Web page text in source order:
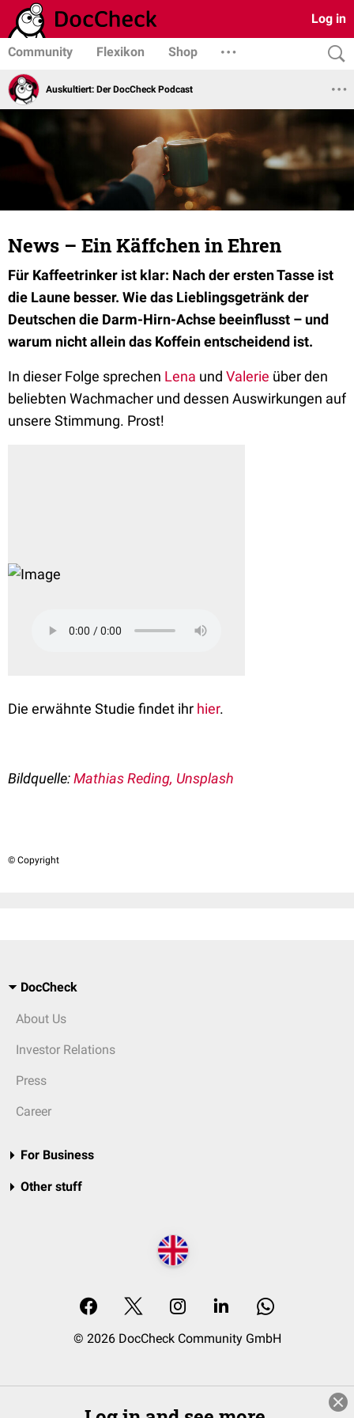
Log in
Community Flexikon Shop
Auskultiert: Der DocCheck Podcast
News – Ein Käffchen in Ehren
Für Kaffeetrinker ist klar: Nach der ersten Tasse ist
die Laune besser. Wie das Lieblingsgetränk der
Deutschen die Darm-Hirn-Achse beeinflusst – und
warum nicht allein das Koffein entscheidend ist.
In dieser Folge sprechen Lena und Valerie über den
beliebten Wachmacher und dessen Auswirkungen auf
unsere Stimmung. Prost!
Die erwähnte Studie findet ihr hier.
Bildquelle:Mathias Reding, Unsplash
© Copyright
DocCheck
About Us
Investor Relations
Press
Career
For Business
Other stuff
© 2026 DocCheck Community GmbH